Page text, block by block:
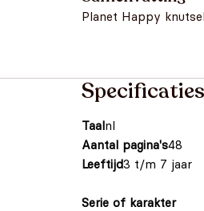
Planet Happy
Specificaties
Taalnl
Aantal pagina's48
Leeftijd3 t/m 7 jaar
Serie of karakter